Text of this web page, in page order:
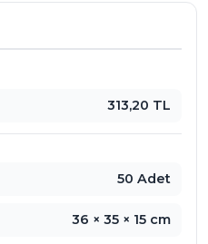
313,20 TL
50 Adet
36 × 35 × 15 cm